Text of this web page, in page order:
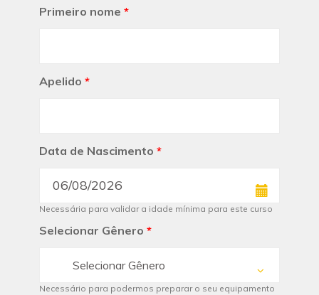
Primeiro nome *
Apelido *
Data de Nascimento *
Necessária para validar a idade mínima para este curso
Selecionar Gênero *
Selecionar Gênero
Necessário para podermos preparar o seu equipamento